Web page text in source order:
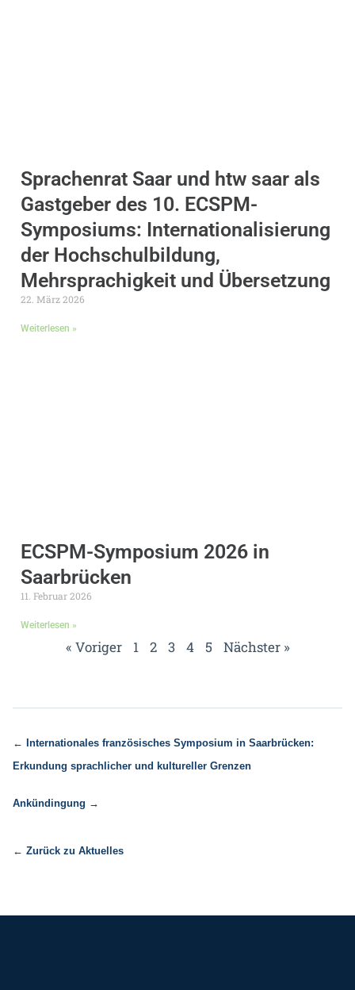
Sprachenrat Saar und htw saar als
Gastgeber des 10. ECSPM-
Symposiums: Internationalisierung
der Hochschulbildung,
Mehrsprachigkeit und Übersetzung
22. März 2026
Weiterlesen »
ECSPM-Symposium 2026 in
Saarbrücken
11. Februar 2026
Weiterlesen »
« Voriger 1 2 3 4 5 Nächster »
← Internationales französisches Symposium in Saarbrücken:
Erkundung sprachlicher und kultureller Grenzen
Ankündingung →
← Zurück zu Aktuelles